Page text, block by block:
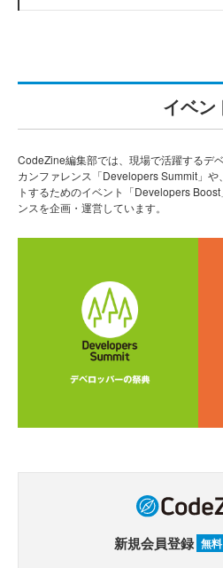
イベン
CodeZine編集部では、現場で活躍するデ
カンファレンス「Developers Summit」
トするためのイベント「Developers
ンスを企画・運営しています。
新規会員登録 無料